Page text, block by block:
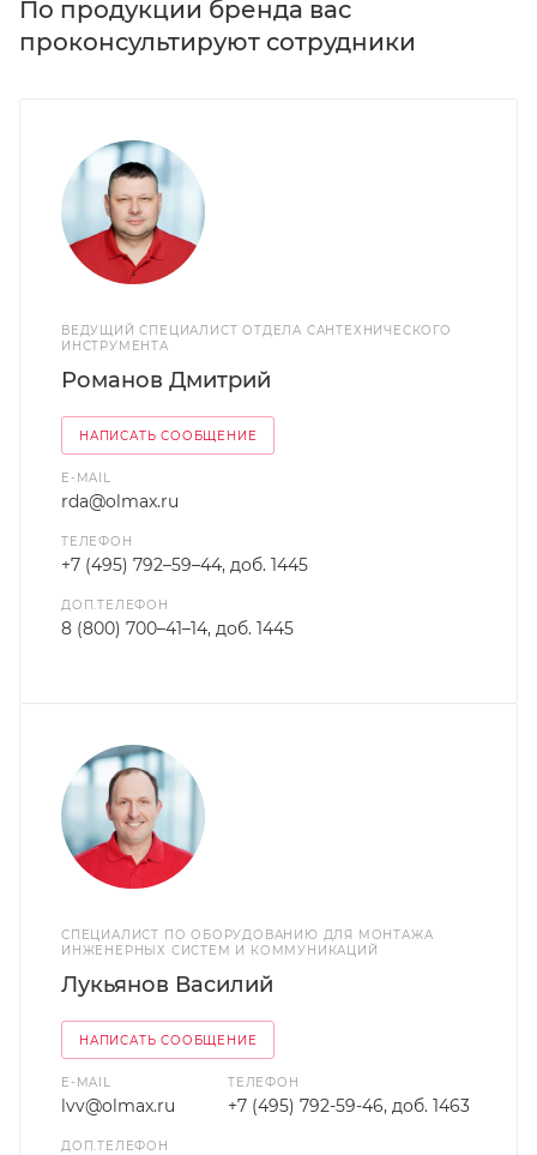
По продукции бренда вас
проконсультируют сотрудники
ВЕДУЩИЙ СПЕЦИАЛИСТ ОТДЕЛА САНТЕХНИЧЕСКОГО
ИНСТРУМЕНТА
Романов Дмитрий
НАПИСАТЬ СООБЩЕНИЕ
E-MAIL
rda@olmax.ru
ТЕЛЕФОН
+7 (495) 792–59–44, доб. 1445
ДОП.ТЕЛЕФОН
8 (800) 700–41–14, доб. 1445
СПЕЦИАЛИСТ ПО ОБОРУДОВАНИЮ ДЛЯ МОНТАЖА
ИНЖЕНЕРНЫХ СИСТЕМ И КОММУНИКАЦИЙ
Лукьянов Василий
НАПИСАТЬ СООБЩЕНИЕ
E-MAIL
lvv@olmax.ru
ТЕЛЕФОН
+7 (495) 792-59-46, доб. 1463
ДОП.ТЕЛЕФОН